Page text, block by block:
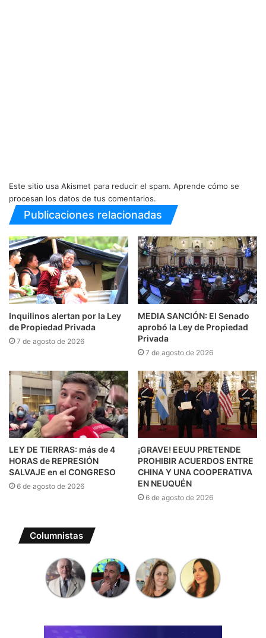
Este sitio usa Akismet para reducir el spam. Aprende cómo se
procesan los datos de tus comentarios.
Publicaciones relacionadas
Inquilinos alertan por la Ley
de Propiedad Privada
7 de agosto de 2026
MEDIA SANCIÓN: El Senado
aprobó la Ley de Propiedad
Privada
7 de agosto de 2026
LEY DE TIERRAS: más de 4
HORAS de REPRESIÓN
SALVAJE en el CONGRESO
6 de agosto de 2026
¡GRAVE! EEUU PRETENDE
PROHIBIR ACUERDOS ENTRE
CHINA Y UNA COOPERATIVA
EN NEUQUÉN
6 de agosto de 2026
Columnistas